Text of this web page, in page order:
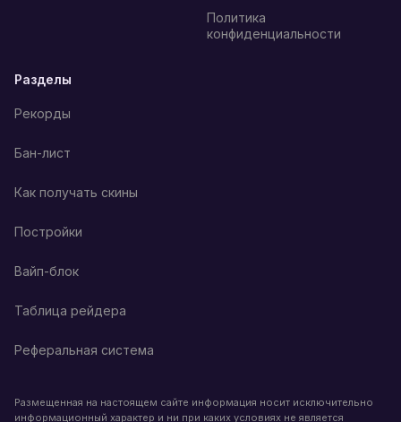
Политика
конфиденциальности
Разделы
Рекорды
Бан-лист
Как получать скины
Постройки
Вайп-блок
Таблица рейдера
Реферальная система
Размещенная на настоящем сайте информация носит исключительно
информационный характер и ни при каких условиях не является